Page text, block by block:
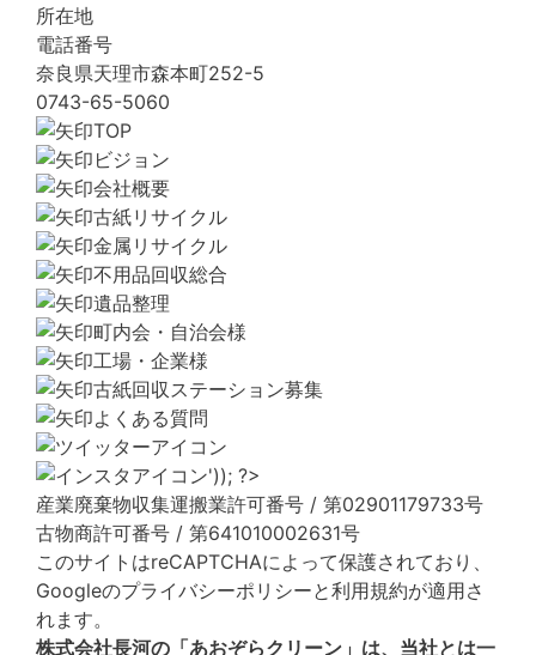
所在地
電話番号
奈良県天理市森本町252-5
0743-65-5060
TOP
ビジョン
会社概要
古紙リサイクル
金属リサイクル
不用品回収総合
遺品整理
町内会・自治会様
工場・企業様
古紙回収ステーション募集
よくある質問
産業廃棄物収集運搬業許可番号 / 第02901179733号
古物商許可番号 / 第641010002631号
このサイトはreCAPTCHAによって保護されており、
Googleのプライバシーポリシーと利用規約が適用さ
れます。
株式会社長河の「あおぞらクリーン」は、当社とは一